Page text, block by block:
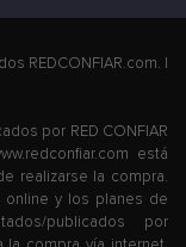
REDCONFIAR.com. |
por RED CONFIAR
está
realizarse la compra.
y los planes de
publicados por